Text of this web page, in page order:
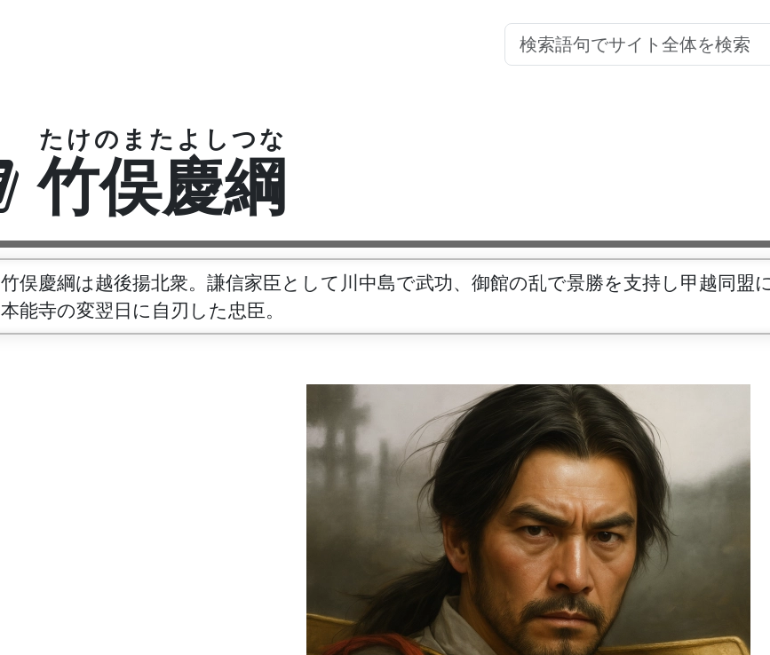
竹俣慶綱
たけのまたよしつな
竹俣慶綱は越後揚北衆。謙信家臣として川中島で武功、御館の乱で景勝を支持し甲越同盟
本能寺の変翌日に自刃した忠臣。